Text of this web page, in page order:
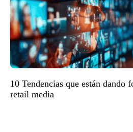
10 Tendencias que están dando
retail media